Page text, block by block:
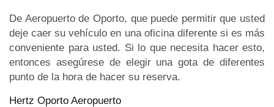
De Aeropuerto de Oporto, que puede permitir que usted
deje caer su vehículo en una oficina diferente si es más
conveniente para usted. Si lo que necesita hacer esto,
entonces asegúrese de elegir una gota de diferentes
punto de la hora de hacer su reserva.
Hertz Oporto Aeropuerto